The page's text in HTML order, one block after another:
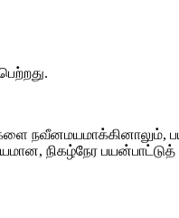
நவீனமயமாக்கினாலும்,
நிகழ்நேர பயன்பாட்டுத்